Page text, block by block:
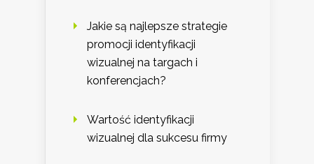
Jakie są najlepsze strategie
promocji identyfikacji
wizualnej na targach i
konferencjach?
Wartość identyfikacji
wizualnej dla sukcesu firmy